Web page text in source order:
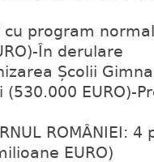
program
În derulare
Școlii
(530.000 EURO)-
ROMÂNIEI:
EURO)